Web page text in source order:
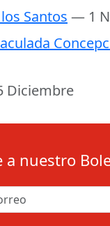
Santos — 1
Diciembre
a nuestro